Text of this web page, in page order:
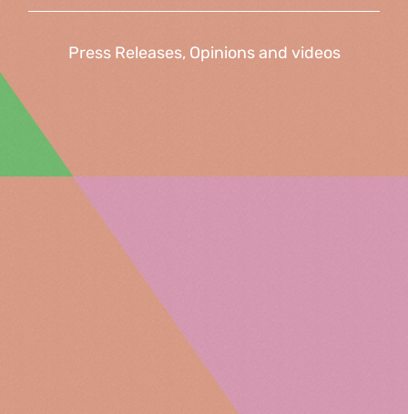
Press Releases, Opinions and videos